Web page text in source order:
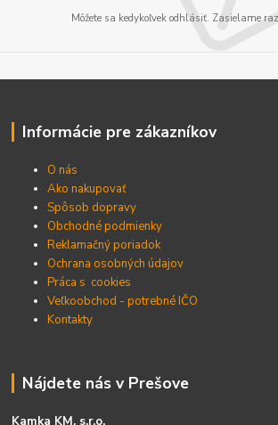
Môžete sa kedykoľvek odhlásiť. Zasielame
Informácie pre zákazníkov
O nás
Ako nakupovať
Spôsob dopravy
Obchodné podmienky
Reklamačný poriadok
Ochrana osobných údajov
Práca s cookies
Veľkoobchod - potrebné IČO
Kontakty
Nájdete nás v Prešove
Kamka KM, s.r.o.